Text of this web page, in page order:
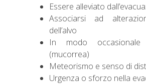
Essere alleviato
Associarsi ad
dell’alvo
In modo
(mucorrea)
Meteorismo e senso di
Urgenza o sforzo nella